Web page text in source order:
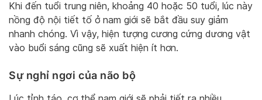
Khi đến tuổi trung niên, khoảng 40 hoặc 50 tuổi, lúc này
nồng độ nội tiết tố ở nam giới sẽ bắt đầu suy giảm
nhanh chóng. Vì vậy, hiện tượng cương cứng dương vật
vào buổi sáng cũng sẽ xuất hiện ít hơn.
Sự nghỉ ngơi của não bộ